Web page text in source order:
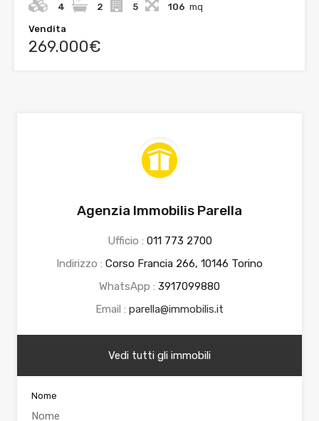
4 2 5 106 mq
Vendita
269.000€
Agenzia Immobilis Parella
Ufficio : 011 773 2700
Indirizzo : Corso Francia 266, 10146 Torino
WhatsApp : 3917099880
Email : parella@immobilis.it
Vedi tutti gli immobili
Nome